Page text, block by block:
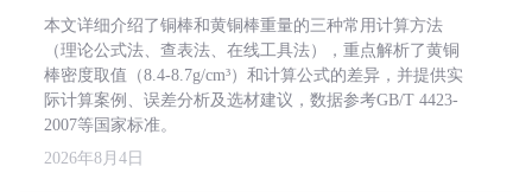
本文详细介绍了铜棒和黄铜棒重量的三种常用计算方法
（理论公式法、查表法、在线工具法），重点解析了黄铜
棒密度取值（8.4-8.7g/cm³）和计算公式的差异，并提供实
际计算案例、误差分析及选材建议，数据参考GB/T 4423-
2007等国家标准。
2026年8月4日